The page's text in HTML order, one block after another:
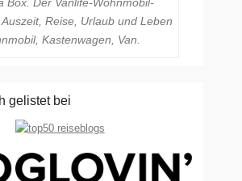
Reise, Urlaub und Leben
Kastenwagen, Van.
gelistet bei